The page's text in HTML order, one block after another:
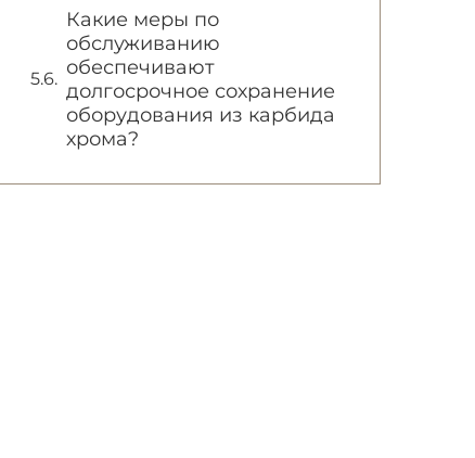
Какие меры по
обслуживанию
обеспечивают
долгосрочное сохранение
оборудования из карбида
хрома?